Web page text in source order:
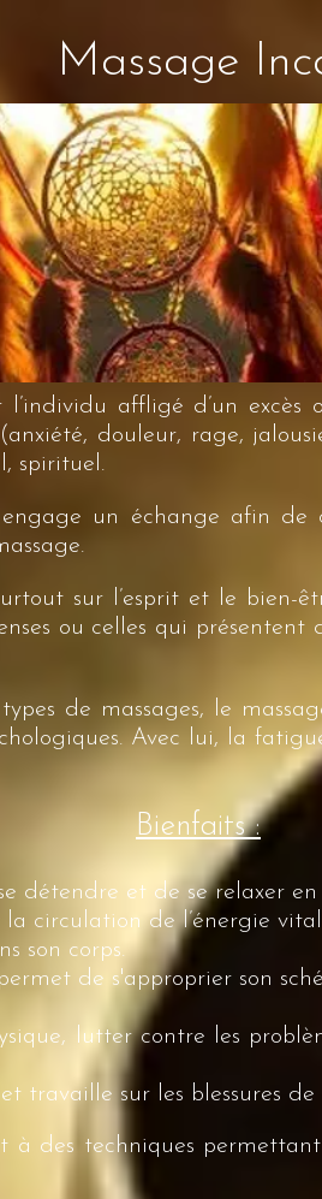
Massage
affligé d’un excès
douleur, rage,
spirituel.
un échange afin de
sur l’esprit et le bien-
ou celles qui
de massages, le
Avec lui, la
Bienfaits :
détendre et de se relaxer
circulation de l’énergie
son corps.
de s'approprier son
lutter contre les
travaille sur les blessures de
à des techniques